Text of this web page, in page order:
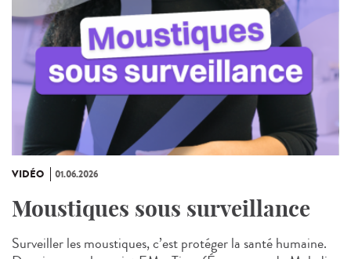
VIDÉO 01.06.2026
Moustiques sous surveillance
Surveiller les moustiques, c’est protéger la santé humaine.